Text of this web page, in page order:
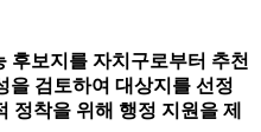
후보지를 자치구로부터 추천
을 검토하여 대상지를 선정
정착을 위해 행정 지원을 제